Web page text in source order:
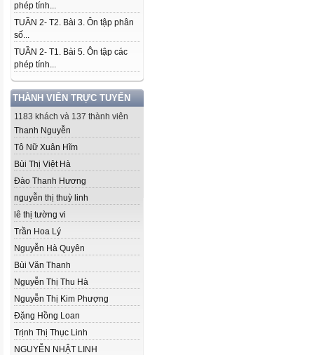
phép tính...
TUẦN 2- T2. Bài 3. Ôn tập phân
số...
TUẦN 2- T1. Bài 5. Ôn tập các
phép tính...
THÀNH VIÊN TRỰC TUYẾN
1183 khách và 137 thành viên
Thanh Nguyễn
Tô Nữ Xuân Hĩm
Bùi Thị Việt Hà
Đào Thanh Hương
nguyễn thị thuỳ linh
lê thị tường vi
Trần Hoa Lý
Nguyễn Hà Quyên
Bùi Văn Thanh
Nguyễn Thị Thu Hà
Nguyễn Thị Kim Phượng
Đặng Hồng Loan
Trịnh Thị Thục Linh
NGUYỄN NHẬT LINH